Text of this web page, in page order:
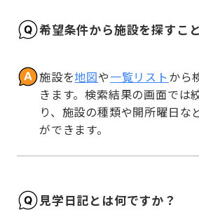
希望条件から施設を探すこ
施設を地図や一覧リストから
きます。検索結果の画面では
り、施設の種類や開所曜日な
ができます。
見学日記とは何ですか？